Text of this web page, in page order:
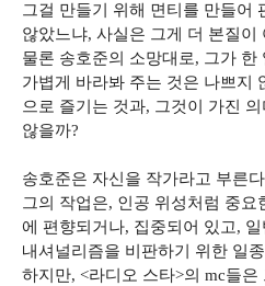
그걸 만들기 위해 면티를 만들어
않았느냐, 사실은 그게 더 본질이
물론 송호준의 소망대로, 그가 한
가볍게 바라봐 주는 것은 나쁘지
으로 즐기는 것과, 그것이 가진
않을까?
송호준은 자신을 작가라고 부른
그의 작업은, 인공 위성처럼 중
에 편향되거나, 집중되어 있고,
내셔널리즘을 비판하기 위한 일
하지만, <라디오 스타>의 mc들